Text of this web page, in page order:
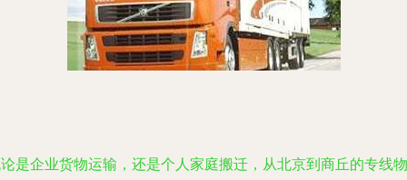
是企业货物运输，还是个人家庭搬迁，从北京到商丘的专线物